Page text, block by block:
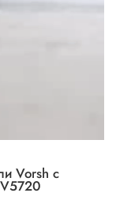
Vorsh с